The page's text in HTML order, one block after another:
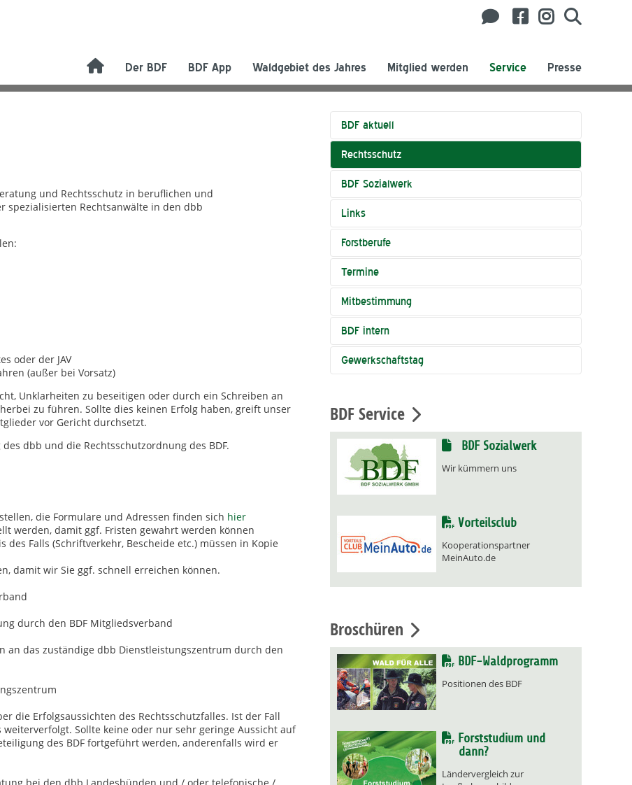
Der BDF BDF App Waldgebiet des Jahres Mitglied werden Service Presse
und Rechtsschutz in beruflichen und
spezialisierten Rechtsanwälte in den dbb
oder der JAV
(außer bei Vorsatz)
Unklarheiten zu beseitigen oder durch ein Schreiben an
zu führen. Sollte dies keinen Erfolg haben, greift unser
vor Gericht durchsetzt.
dbb und die Rechtsschutzordnung des BDF.
die Formulare und Adressen finden sich hier
werden, damit ggf. Fristen gewahrt werden können
Falls (Schriftverkehr, Bescheide etc.) müssen in Kopie
damit wir Sie ggf. schnell erreichen können.
durch den BDF Mitgliedsverband
an das zuständige dbb Dienstleistungszentrum durch den
die Erfolgsaussichten des Rechtsschutzfalles. Ist der Fall
Sollte keine oder nur sehr geringe Aussicht auf
des BDF fortgeführt werden, anderenfalls wird er
BDF aktuell
Rechtsschutz
BDF Sozialwerk
Links
Forstberufe
Termine
Mitbestimmung
BDF intern
Gewerkschaftstag
BDF Service
BDF Sozialwerk
Wir kümmern uns
Vorteilsclub
Kooperationspartner
MeinAuto.de
Broschüren
BDF-Waldprogramm
Positionen des BDF
Forststudium und
dann?
Ländervergleich zur